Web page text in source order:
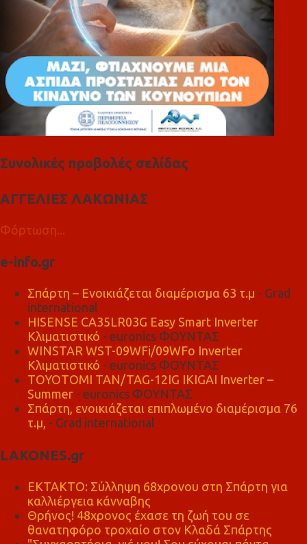
Συνολικές προβολές σελίδας
ΑΓΓΕΛΙΕΣ ΛΑΚΩΝΙΑΣ
Φόρτωση...
e-info.gr
Σπάρτη – Ενοικιάζεται διαμέρισμα 63 τ.μ - Grad
international
HISENSE CA35LR03G Easy Smart Inverter
Κλιματιστικό - euronics ΦΟΥΝΤΑΣ
WINSTAR WST-09WFi/09WFo Inverter
Κλιματιστικό - euronics ΦΟΥΝΤΑΣ
TOYOTOMI TAN/TAG-12IG IKIGAI Inverter –
Summer - euronics ΦΟΥΝΤΑΣ
Σπάρτη, ενοικιάζεται επιπλωμένο διαμέρισμα 76
τ.μ, - Grad international
LAKONES.gr
ΕΚΤΑΚΤΟ: Σύλληψη 68χρονου στη Σπάρτη για
καλλιέργεια κάνναβης
Θρήνος! 48χρονος έχασε τη ζωή του σε
θανατηφόρο τροχαίο στον Κλαδά Σπάρτης